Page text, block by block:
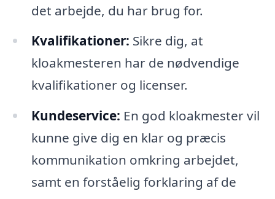
det arbejde, du har brug for.
Kvalifikationer: Sikre dig, at
kloakmesteren har de nødvendige
kvalifikationer og licenser.
Kundeservice: En god kloakmester vil
kunne give dig en klar og præcis
kommunikation omkring arbejdet,
samt en forståelig forklaring af de